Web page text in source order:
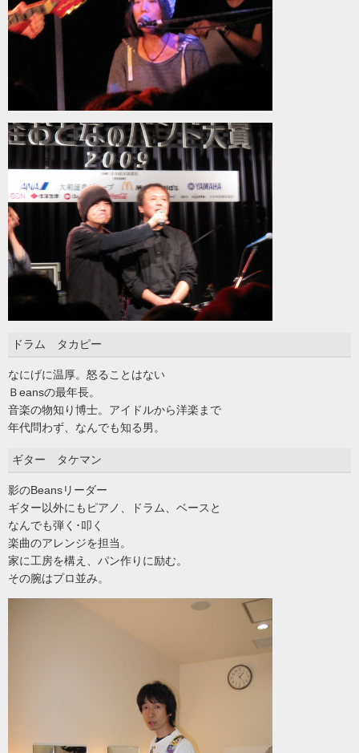
ドラム タカピー
なにげに温厚。怒ることはない
Ｂeansの最年長。
音楽の物知り博士。アイドルから洋楽まで
年代問わず、なんでも知る男。
ギター タケマン
影のBeansリーダー
ギター以外にもピアノ、ドラム、ベースと
なんでも弾く･叩く
楽曲のアレンジを担当。
家に工房を構え、パン作りに励む。
その腕はプロ並み。